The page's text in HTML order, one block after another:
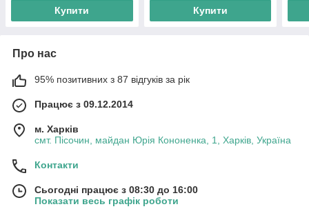
Купити Купити
Про нас
95% позитивних з 87 відгуків за рік
Працює з 09.12.2014
м. Харків
смт. Пісочин, майдан Юрія Кононенка, 1, Харків, Україна
Контакти
Сьогодні працює з 08:30 до 16:00
Показати весь графік роботи